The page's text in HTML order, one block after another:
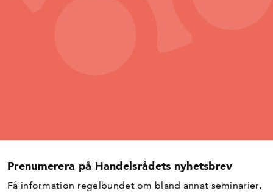
Prenumerera på Handelsrådets nyhetsbrev
Få information regelbundet om bland annat seminarier,